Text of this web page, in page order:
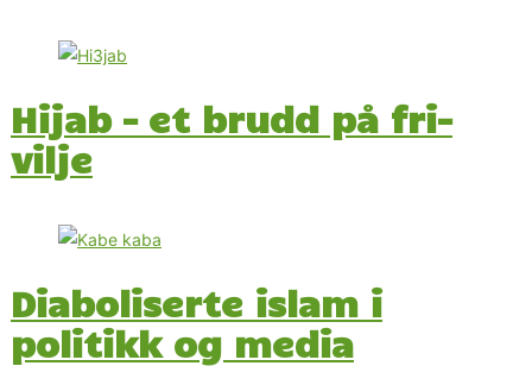
Hijab – et brudd på fri-
vilje
Diaboliserte islam i
politikk og media